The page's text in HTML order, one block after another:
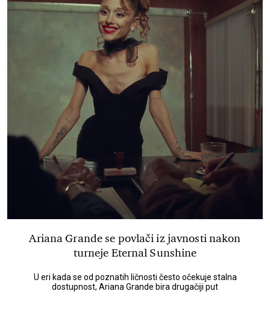
Ariana Grande se povlači iz javnosti nakon
turneje Eternal Sunshine
U eri kada se od poznatih ličnosti često očekuje stalna
dostupnost, Ariana Grande bira drugačiji put